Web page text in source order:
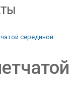
серединой